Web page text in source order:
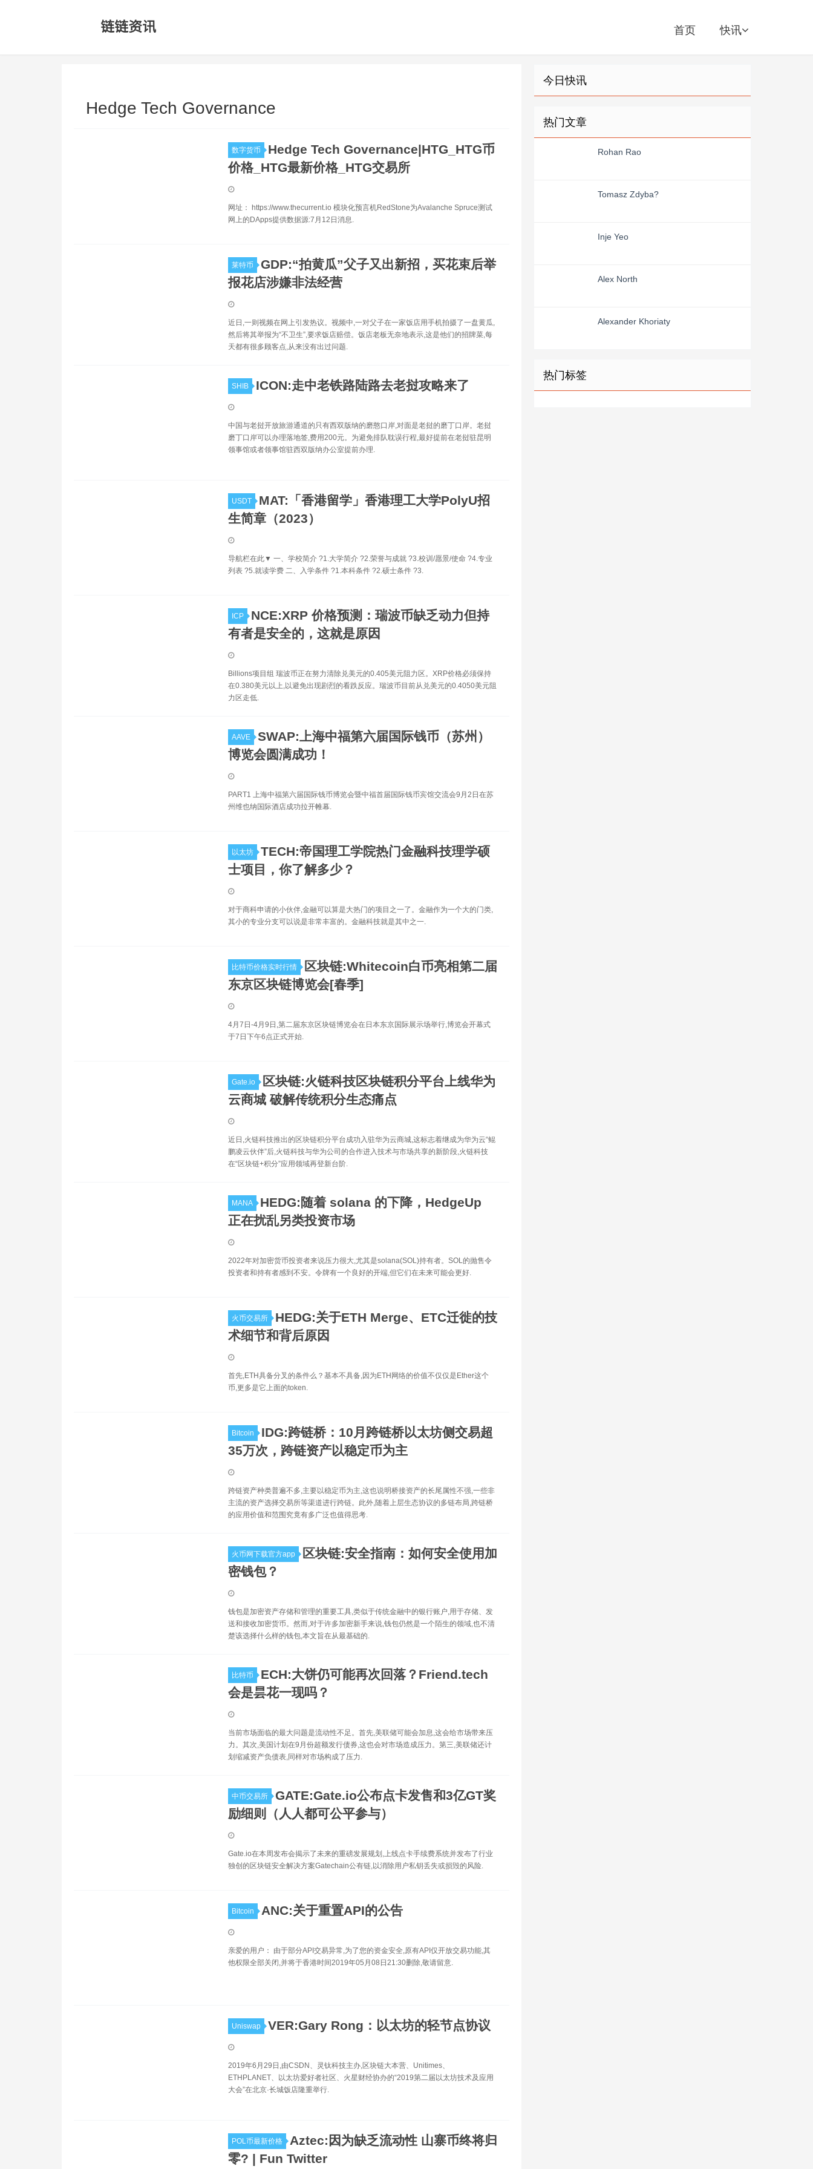
首页 快讯
Hedge Tech Governance
数字货币
Hedge Tech Governance|HTG_HTG币
价格_HTG最新价格_HTG交易所
网址： https://www.thecurrent.io 模块化预言机RedStone为Avalanche Spruce测试
网上的DApps提供数据源:7月12日消息.
莱特币
GDP:“拍黄瓜”父子又出新招，买花束后举
报花店涉嫌非法经营
近日,一则视频在网上引发热议。视频中,一对父子在一家饭店用手机拍摄了一盘黄瓜,
然后将其举报为“不卫生”,要求饭店赔偿。饭店老板无奈地表示,这是他们的招牌菜,每
天都有很多顾客点,从来没有出过问题.
SHIB ICON:走中老铁路陆路去老挝攻略来了
中国与老挝开放旅游通道的只有西双版纳的磨憨口岸,对面是老挝的磨丁口岸。老挝
磨丁口岸可以办理落地签,费用200元。为避免排队耽误行程,最好提前在老挝驻昆明
领事馆或者领事馆驻西双版纳办公室提前办理.
USDT
MAT:「香港留学」香港理工大学PolyU招
生简章（2023）
导航栏在此▼ 一、学校简介 ?1.大学简介 ?2.荣誉与成就 ?3.校训/愿景/使命 ?4.专业
列表 ?5.就读学费 二、入学条件 ?1.本科条件 ?2.硕士条件 ?3.
ICP
NCE:XRP 价格预测：瑞波币缺乏动力但持
有者是安全的，这就是原因
Billions项目组 瑞波币正在努力清除兑美元的0.405美元阻力区。XRP价格必须保持
在0.380美元以上,以避免出现剧烈的看跌反应。瑞波币目前从兑美元的0.4050美元阻
力区走低.
AAVE
SWAP:上海中福第六届国际钱币（苏州）
博览会圆满成功！
PART1 上海中福第六届国际钱币博览会暨中福首届国际钱币宾馆交流会9月2日在苏
州维也纳国际酒店成功拉开帷幕.
以太坊
TECH:帝国理工学院热门金融科技理学硕
士项目，你了解多少？
对于商科申请的小伙伴,金融可以算是大热门的项目之一了。金融作为一个大的门类,
其小的专业分支可以说是非常丰富的。金融科技就是其中之一.
比特币价格实时行情
区块链:Whitecoin白币亮相第二届
东京区块链博览会[春季]
4月7日-4月9日,第二届东京区块链博览会在日本东京国际展示场举行,博览会开幕式
于7日下午6点正式开始.
Gate.io
区块链:火链科技区块链积分平台上线华为
云商城 破解传统积分生态痛点
近日,火链科技推出的区块链积分平台成功入驻华为云商城,这标志着继成为华为云“鲲
鹏凌云伙伴”后,火链科技与华为公司的合作进入技术与市场共享的新阶段,火链科技
在“区块链+积分”应用领域再登新台阶.
MANA
HEDG:随着 solana 的下降，HedgeUp
正在扰乱另类投资市场
2022年对加密货币投资者来说压力很大,尤其是solana(SOL)持有者。SOL的抛售令
投资者和持有者感到不安。令牌有一个良好的开端,但它们在未来可能会更好.
火币交易所
HEDG:关于ETH Merge、ETC迁徙的技
术细节和背后原因
首先,ETH具备分叉的条件么？基本不具备,因为ETH网络的价值不仅仅是Ether这个
币,更多是它上面的token.
Bitcoin
IDG:跨链桥：10月跨链桥以太坊侧交易超
35万次，跨链资产以稳定币为主
跨链资产种类普遍不多,主要以稳定币为主,这也说明桥接资产的长尾属性不强,一些非
主流的资产选择交易所等渠道进行跨链。此外,随着上层生态协议的多链布局,跨链桥
的应用价值和范围究竟有多广泛也值得思考.
火币网下载官方app
区块链:安全指南：如何安全使用加
密钱包？
钱包是加密资产存储和管理的重要工具,类似于传统金融中的银行账户,用于存储、发
送和接收加密货币。然而,对于许多加密新手来说,钱包仍然是一个陌生的领域,也不清
楚该选择什么样的钱包,本文旨在从最基础的.
比特币
ECH:大饼仍可能再次回落？Friend.tech
会是昙花一现吗？
当前市场面临的最大问题是流动性不足。首先,美联储可能会加息,这会给市场带来压
力。其次,美国计划在9月份超额发行债券,这也会对市场造成压力。第三,美联储还计
划缩减资产负债表,同样对市场构成了压力.
中币交易所
GATE:Gate.io公布点卡发售和3亿GT奖
励细则（人人都可公平参与）
Gate.io在本周发布会揭示了未来的重磅发展规划,上线点卡手续费系统并发布了行业
独创的区块链安全解决方案Gatechain公有链,以消除用户私钥丢失或损毁的风险.
Bitcoin ANC:关于重置API的公告
亲爱的用户： 由于部分API交易异常,为了您的资金安全,原有API仅开放交易功能,其
他权限全部关闭,并将于香港时间2019年05月08日21:30删除,敬请留意.
Uniswap VER:Gary Rong：以太坊的轻节点协议
2019年6月29日,由CSDN、灵钛科技主办,区块链大本营、Unitimes、
ETHPLANET、以太坊爱好者社区、火星财经协办的“2019第二届以太坊技术及应用
大会”在北京·长城饭店隆重举行.
POL币最新价格
Aztec:因为缺乏流动性 山寨币终将归
零? | Fun Twitter
今日快讯
热门文章
Rohan Rao
Tomasz Zdyba?
Inje Yeo
Alex North
Alexander Khoriaty
热门标签